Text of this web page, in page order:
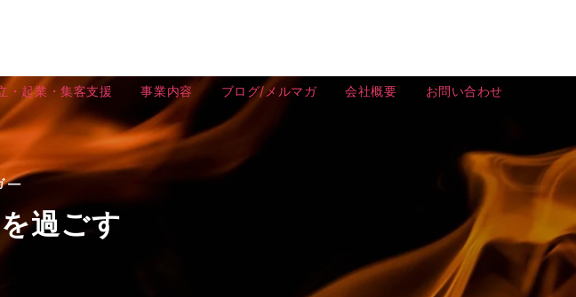
・起業・集客支援 事業内容 ブログ/メルマガ 会社概要 お問い合わせ
—
過ごす